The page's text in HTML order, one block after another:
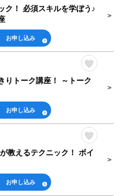
ク！ 必須スキルを学ぼう♪
お申し込み
りトーク講座！ ～トーク
お申し込み
教えるテクニック！ ボイ
お申し込み